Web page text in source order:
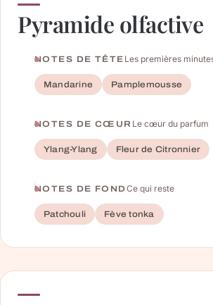
Pyramide olfactive
NOTES DE TÊTE Les premières
Mandarine Pamplemousse
NOTES DE CŒUR Le cœur du parfum
Ylang-Ylang Fleur de Citronnier
NOTES DE FONDCe qui reste
Patchouli Fève tonka